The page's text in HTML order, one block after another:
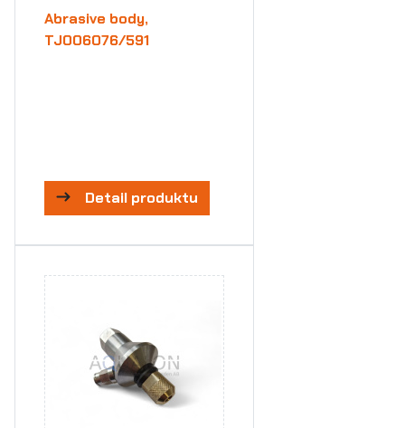
Abrasive body,
TJ006076/591
Detail produktu